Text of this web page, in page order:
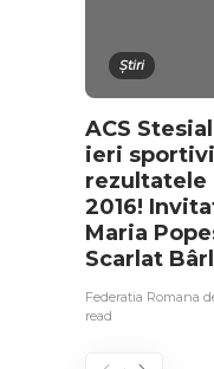
Știri
ACS
ieri
rezultatele
2016!
Maria
Scarlat
Federatia Romana
read